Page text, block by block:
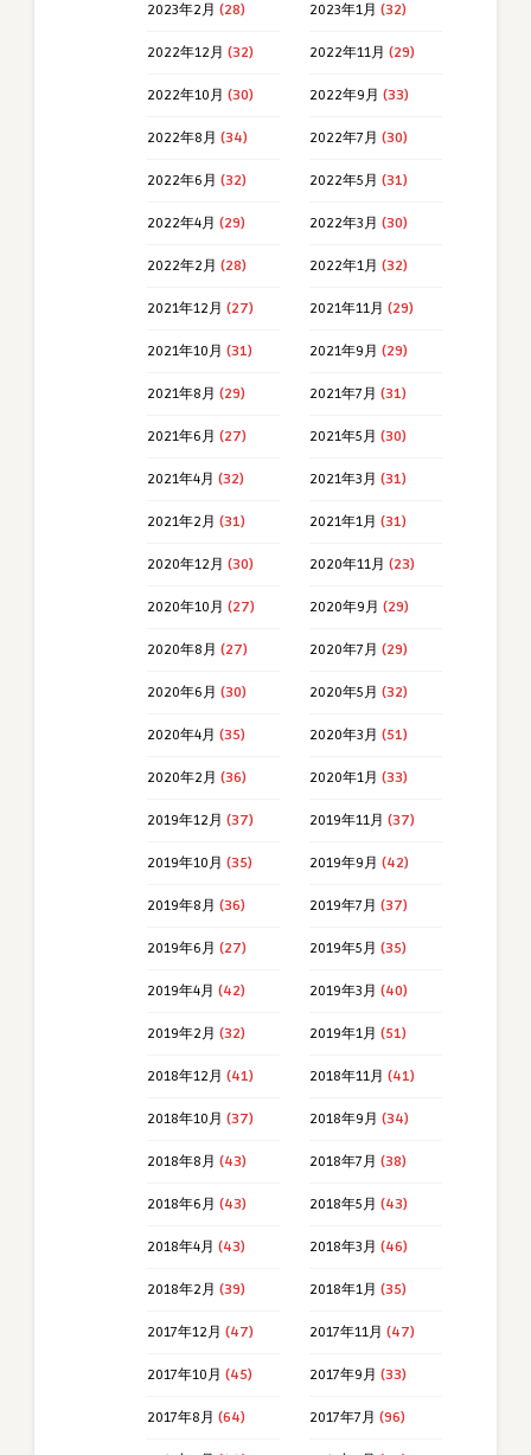
2023年2月 (28) 2023年1月 (32)
2022年12月 (32) 2022年11月 (29)
2022年10月 (30) 2022年9月 (33)
2022年8月 (34) 2022年7月 (30)
2022年6月 (32) 2022年5月 (31)
2022年4月 (29) 2022年3月 (30)
2022年2月 (28) 2022年1月 (32)
2021年12月 (27) 2021年11月 (29)
2021年10月 (31) 2021年9月 (29)
2021年8月 (29) 2021年7月 (31)
2021年6月 (27) 2021年5月 (30)
2021年4月 (32) 2021年3月 (31)
2021年2月 (31) 2021年1月 (31)
2020年12月 (30) 2020年11月 (23)
2020年10月 (27) 2020年9月 (29)
2020年8月 (27) 2020年7月 (29)
2020年6月 (30) 2020年5月 (32)
2020年4月 (35) 2020年3月 (51)
2020年2月 (36) 2020年1月 (33)
2019年12月 (37) 2019年11月 (37)
2019年10月 (35) 2019年9月 (42)
2019年8月 (36) 2019年7月 (37)
2019年6月 (27) 2019年5月 (35)
2019年4月 (42) 2019年3月 (40)
2019年2月 (32) 2019年1月 (51)
2018年12月 (41) 2018年11月 (41)
2018年10月 (37) 2018年9月 (34)
2018年8月 (43) 2018年7月 (38)
2018年6月 (43) 2018年5月 (43)
2018年4月 (43) 2018年3月 (46)
2018年2月 (39) 2018年1月 (35)
2017年12月 (47) 2017年11月 (47)
2017年10月 (45) 2017年9月 (33)
2017年8月 (64) 2017年7月 (96)